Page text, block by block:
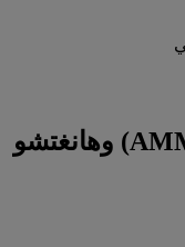
جداول الرحلات بين عمّان (AMM) وهانغتشو